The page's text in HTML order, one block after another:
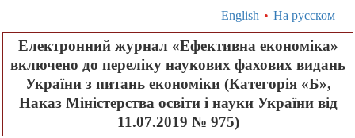
English • На русском
Електронний журнал «Ефективна економіка»
включено до переліку наукових фахових видань
України з питань економіки (Категорія «Б»,
Наказ Міністерства освіти і науки України від
11.07.2019 № 975)